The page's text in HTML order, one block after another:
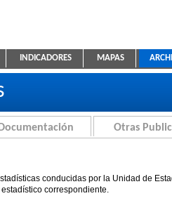
Educativa
INDICADORES MAPAS
Otras
conducidas por la Unidad de
correspondiente.